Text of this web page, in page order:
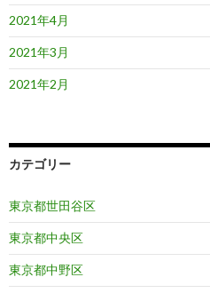
2021年4月
2021年3月
2021年2月
カテゴリー
東京都世田谷区
東京都中央区
東京都中野区